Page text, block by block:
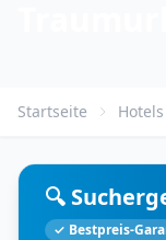
Startseite Hotels
🔍
✓ Bestpreis-